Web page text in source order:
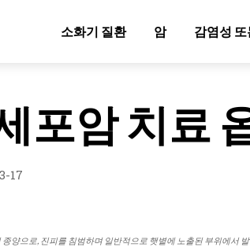
소화기 질환 암 감염성
포암 치료
17
양으로, 진피를 침범하며 일반적으로 햇볕에 노출된 부위에서